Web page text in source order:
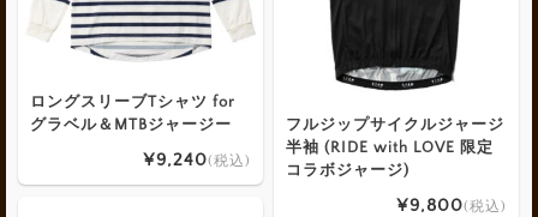
ロングスリーブTシャツ for
グラベル＆MTBジャージー
¥9,240(税込)
フルジップサイクルジャージ
半袖 (RIDE with LOVE 限定
コラボジャージ)
¥9,800(税込)